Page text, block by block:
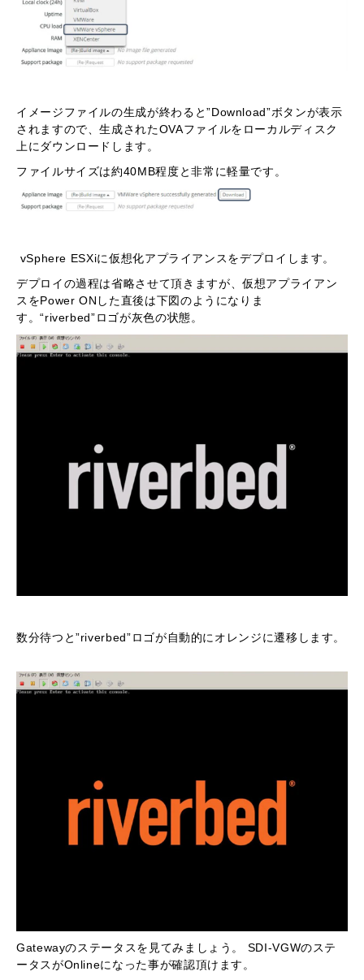
イメージファイルの生成が終わると”Download”ボタンが表示
されますので、生成されたOVAファイルをローカルディスク
上にダウンロードします。
ファイルサイズは約40MB程度と非常に軽量です。
vSphere ESXiに仮想化アプライアンスをデプロイします。
デプロイの過程は省略させて頂きますが、仮想アプライアン
スをPower ONした直後は下図のようになりま
す。“riverbed”ロゴが灰色の状態。
数分待つと”riverbed”ロゴが自動的にオレンジに遷移します。
Gatewayのステータスを見てみましょう。 SDI-VGWのステ
ータスがOnlineになった事が確認頂けます。